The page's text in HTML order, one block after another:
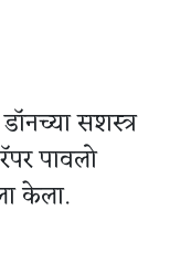
सशस्त्र
पावलो
केला.